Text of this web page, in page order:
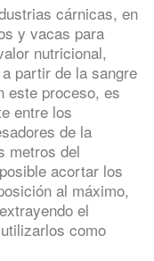
cárnicas, en
y vacas para
nutricional,
partir de la sangre
este proceso, es
entre los
de la
metros del
acortar los
al máximo,
el
como